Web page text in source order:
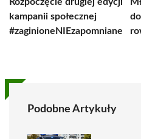
kampanii społecznej
#zaginioneNIEzapomniane
Podobne Artykuły